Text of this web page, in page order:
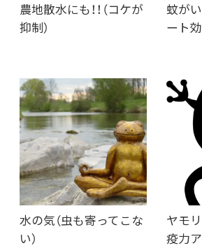
農地散水にも！！（コケが
抑制）
蚊が
ート効
水の気（虫も寄ってこな
い）
ヤモリ
疫力ア